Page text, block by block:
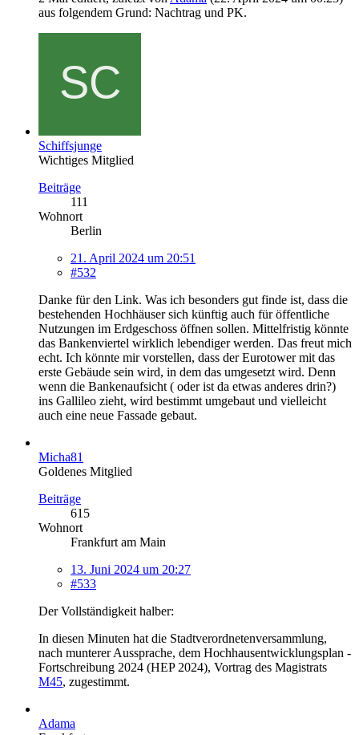
aus folgendem Grund: Nachtrag und PK.
Schiffsjunge
Wichtiges Mitglied
Beiträge
111
Wohnort
Berlin
21. April 2024 um 20:51
#532
Danke für den Link. Was ich besonders gut finde ist, dass die
bestehenden Hochhäuser sich künftig auch für öffentliche
Nutzungen im Erdgeschoss öffnen sollen. Mittelfristig könnte
das Bankenviertel wirklich lebendiger werden. Das freut mich
echt. Ich könnte mir vorstellen, dass der Eurotower mit das
erste Gebäude sein wird, in dem das umgesetzt wird. Denn
wenn die Bankenaufsicht ( oder ist da etwas anderes drin?)
ins Gallileo zieht, wird bestimmt umgebaut und vielleicht
auch eine neue Fassade gebaut.
Micha81
Goldenes Mitglied
Beiträge
615
Wohnort
Frankfurt am Main
13. Juni 2024 um 20:27
#533
Der Vollständigkeit halber:
In diesen Minuten hat die Stadtverordnetenversammlung,
nach munterer Aussprache, dem Hochhausentwicklungsplan -
Fortschreibung 2024 (HEP 2024), Vortrag des Magistrats
M45, zugestimmt.
Adama